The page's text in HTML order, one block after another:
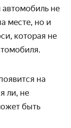
не
месте, но и
которая не
на
ли, не
быть